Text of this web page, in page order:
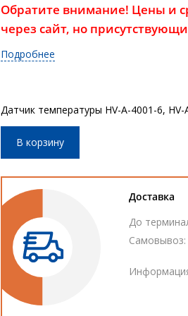
Обратите внимание! Цены и
через сайт, но
Подробнее
Датчик температуры HV-A-4001-6,
В корзину
Доставка
До
Самовывоз: